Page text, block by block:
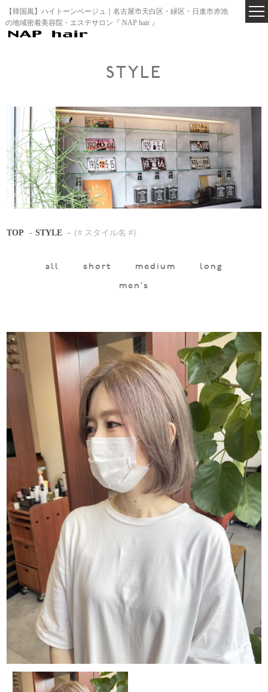
【韓国風】ハイトーンベージュ｜名古屋市天白区・緑区・日進市赤池
の地域密着美容院・エステサロン『 NAP hair 』
STYLE
TOP STYLE {# スタイル名 #}
all short medium long
men's